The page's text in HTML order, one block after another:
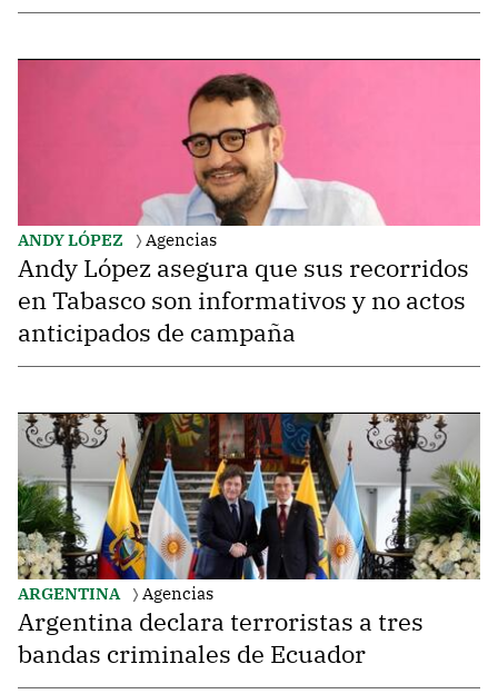
ANDY LÓPEZ Agencias
Andy López asegura que sus recorridos
en Tabasco son informativos y no actos
anticipados de campaña
ARGENTINA Agencias
Argentina declara terroristas a tres
bandas criminales de Ecuador